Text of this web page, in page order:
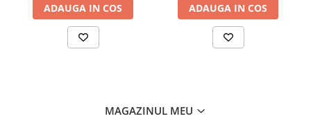
ADAUGA IN COS ADAUGA IN COS
MAGAZINUL MEU